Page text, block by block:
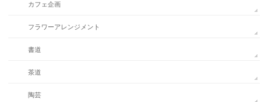
カフェ企画
フラワーアレンジメント
書道
茶道
陶芸